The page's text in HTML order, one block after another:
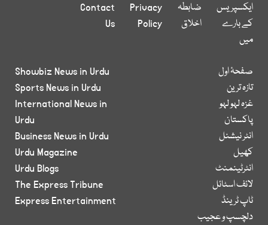
ایکسپریس
کے بارے
میں
ضابطہ
اخلاق
Privacy
Policy
Contact
Us
صفحۂ اول
تازہ ترین
غزہ لہو لہو
پاکستان
انٹر نیشنل
کھیل
انٹرٹینمنٹ
لائف اسٹائل
ٹاپ ٹرینڈ
دلچسپ و عجیب
Showbiz News in Urdu
Sports News in Urdu
International News in
Urdu
Business News in Urdu
Urdu Magazine
Urdu Blogs
The Express Tribune
Express Entertainment